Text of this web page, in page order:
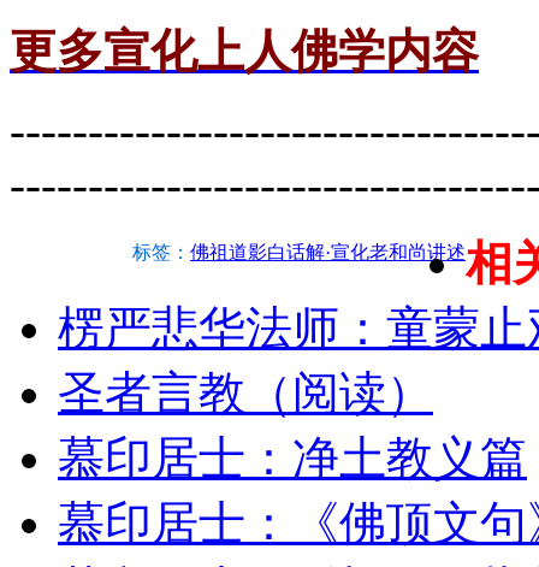
更多宣化上人佛学内容
标签： 佛祖道影白话解·宣化老和尚讲述相
楞严悲华法师：童蒙
圣者言教（阅读）
慕印居士：净土教义篇
慕印居士：《佛顶文句